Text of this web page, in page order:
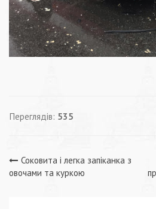
Переглядів: 535
Навігація
Соковита і легка запіканка з
овочами та куркою